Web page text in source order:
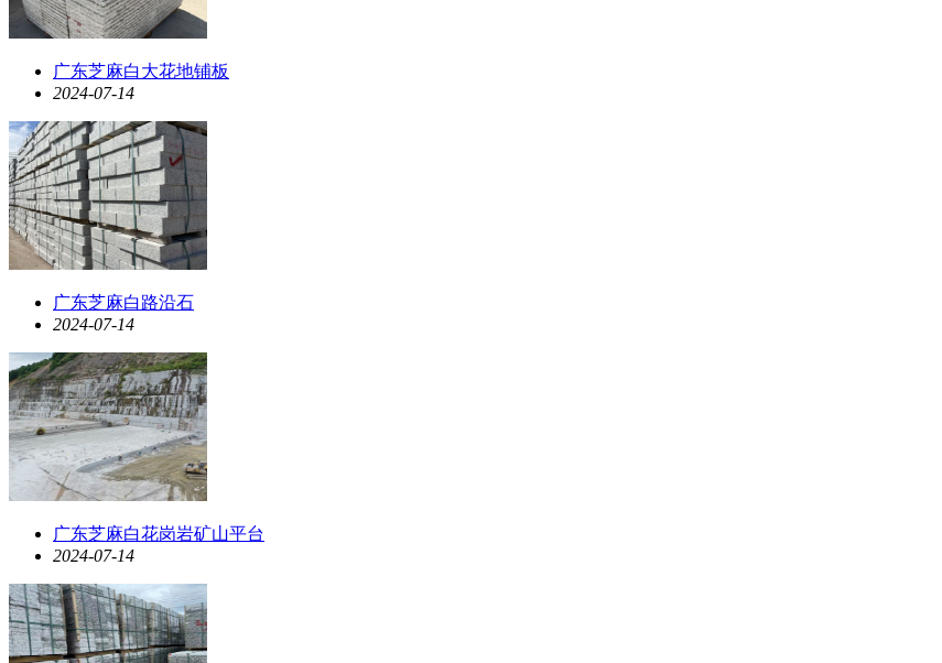
广东芝麻白大花地铺板
2024-07-14
广东芝麻白路沿石
2024-07-14
广东芝麻白花岗岩矿山平台
2024-07-14